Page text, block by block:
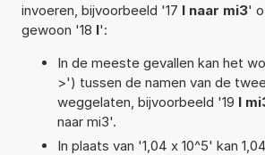
invoeren, bijvoorbeeld '17 l naar mi3'
gewoon '18 l':
In de meeste gevallen kan het
>') tussen de namen van de
weggelaten, bijvoorbeeld '19 l
naar mi3'.
In plaats van '1,04 x 10^5' kan